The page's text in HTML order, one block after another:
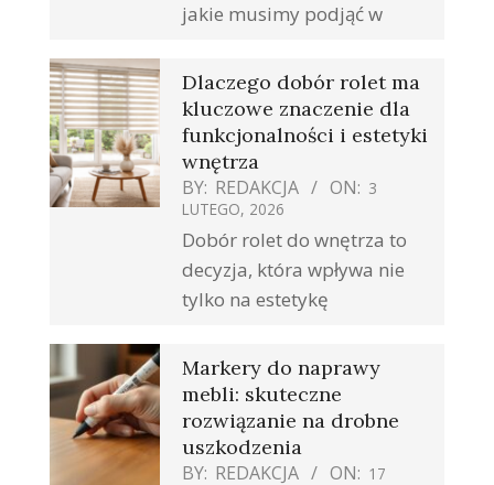
jakie musimy podjąć w
Dlaczego dobór rolet ma
kluczowe znaczenie dla
funkcjonalności i estetyki
wnętrza
BY: REDAKCJA ON: 3
LUTEGO, 2026
Dobór rolet do wnętrza to
decyzja, która wpływa nie
tylko na estetykę
Markery do naprawy
mebli: skuteczne
rozwiązanie na drobne
uszkodzenia
BY: REDAKCJA ON: 17